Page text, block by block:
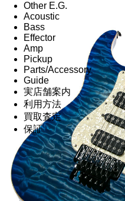
Other E.G.
Acoustic
Bass
Effector
Amp
Pickup
Parts/Accessory
Guide
実店舗案内
利用方法
買取査定
保証